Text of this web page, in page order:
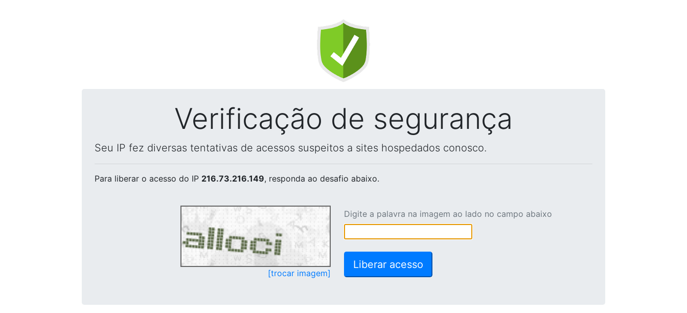
Verificação de segurança
Seu IP fez diversas tentativas de acessos suspeitos a sites hospedados conosco.
Para liberar o acesso do IP 216.73.216.149, responda ao desafio abaixo.
[trocar imagem]
Digite a palavra na imagem ao lado no campo abaixo